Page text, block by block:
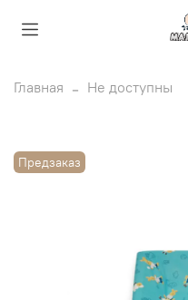
Главная Не доступны
Предзаказ